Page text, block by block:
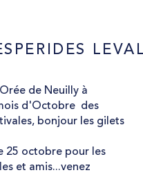
de Neuilly à
d'Octobre des
bonjour les gilets
25 octobre pour les
et amis...venez